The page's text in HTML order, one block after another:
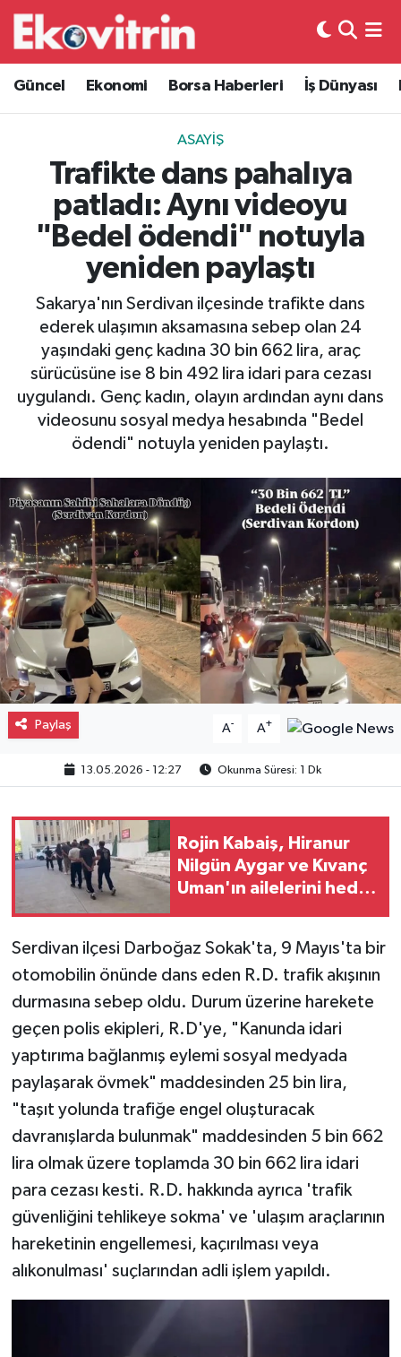
Güncel Ekonomi Borsa Haberleri İş Dünyası
ASAYIŞ
Trafikte dans pahalıya
patladı: Aynı videoyu
"Bedel ödendi" notuyla
yeniden paylaştı
Sakarya'nın Serdivan ilçesinde trafikte dans
ederek ulaşımın aksamasına sebep olan 24
yaşındaki genç kadına 30 bin 662 lira, araç
sürücüsüne ise 8 bin 492 lira idari para cezası
uygulandı. Genç kadın, olayın ardından aynı dans
videosunu sosyal medya hesabında "Bedel
ödendi" notuyla yeniden paylaştı.
Paylaş A- A+
13.05.2026 - 12:27 Okunma Süresi: 1 Dk
Rojin Kabaiş, Hiranur
Nilgün Aygar ve Kıvanç
Uman'ın ailelerini hedef
Serdivan ilçesi Darboğaz Sokak'ta, 9 Mayıs'ta bir
otomobilin önünde dans eden R.D. trafik akışının
durmasına sebep oldu. Durum üzerine harekete
geçen polis ekipleri, R.D'ye, "Kanunda idari
yaptırıma bağlanmış eylemi sosyal medyada
paylaşarak övmek" maddesinden 25 bin lira,
"taşıt yolunda trafiğe engel oluşturacak
davranışlarda bulunmak" maddesinden 5 bin 662
lira olmak üzere toplamda 30 bin 662 lira idari
para cezası kesti. R.D. hakkında ayrıca 'trafik
güvenliğini tehlikeye sokma' ve 'ulaşım araçlarının
hareketinin engellemesi, kaçırılması veya
alıkonulması' suçlarından adli işlem yapıldı.
Güncel
Ekonomi
Borsa Haberleri
İş Dünyası
Lojistik
Otovitrin
Asayiş
Magazin
Gayrimenkul
Spor
Eğitim
Hava Durumu
Trafik Durumu
Süper Lig Puan Durumu ve Fikstür
Tüm Manşetler
Son Dakika Haberleri
Haber Arşivi